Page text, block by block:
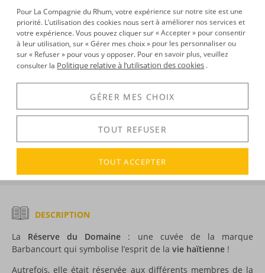
Volume :70CL
Degré :43°
Médailles :Double Or 2025 au World Spirits
Competition à San Francisco, Meilleur de sa catégorie
2006, 2007 et 2008 à l'International Wine and Spirit
Contest
DÉCOUVERTE
Voir tous les produits : Barbancourt
DESCRIPTION
La Réserve du Domaine : une cuvée de la marque
Barbancourt qui symbolise l’esprit de la vie haïtienne !
Autrefois, elle était réservée aux différents membres de la
Pour La Compagnie du Rhum, votre expérience sur notre site est une
priorité. L’utilisation des cookies nous sert à améliorer nos services et
votre expérience. Vous pouvez cliquer sur « Accepter » pour consentir
à leur utilisation, sur « Gérer mes choix » pour les personnaliser ou
sur « Refuser » pour vous y opposer. Pour en savoir plus, veuillez
consulter la Politique relative à l’utilisation des cookies .
GÉRER MES CHOIX
TOUT REFUSER
TOUT ACCEPTER